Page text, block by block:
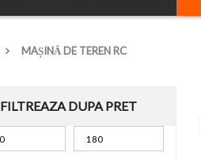
MAȘINĂ DE TEREN RC
FILTREAZA DUPA PRET